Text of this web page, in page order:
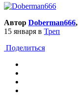
Автор Doberman666,
15 января в Треп
Поделиться